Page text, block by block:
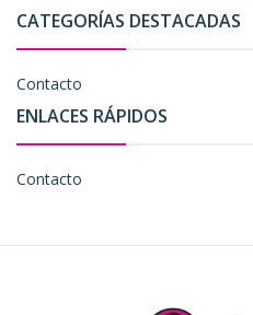
CATEGORÍAS DESTACADAS
Contacto
ENLACES RÁPIDOS
Contacto